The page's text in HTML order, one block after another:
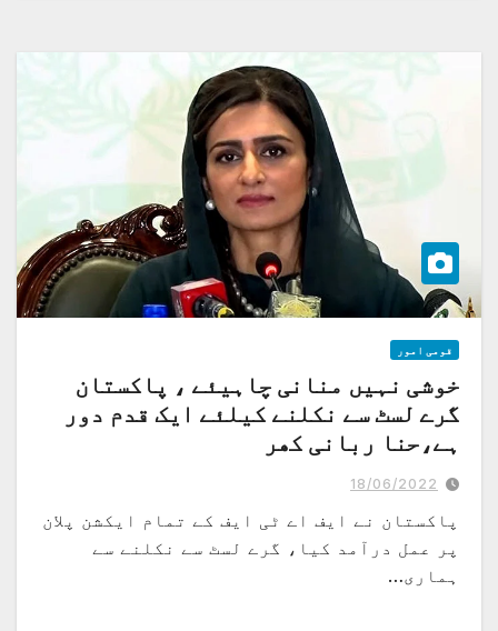
قومی امور
خوشی نہیں منانی چاہیئے ، پاکستان
گرے لسٹ سے نکلنے کیلئے ایک قدم دور
ہے،حنا ربانی کھر
ہونا ہے18/06/2022
پاکستان نے ایف اے ٹی ایف کے تمام ایکشن پلان
پر عمل درآمد کیا، گرے لسٹ سے نکلنے سے
ہماری…